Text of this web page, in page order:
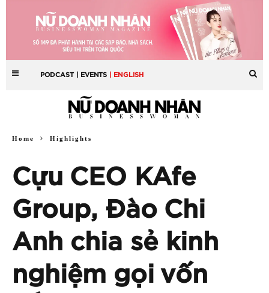
PODCAST | EVENTS | ENGLISH
Home Highlights
Cựu CEO KAfe
Group, Đào Chi
Anh chia sẻ kinh
nghiệm gọi vốn